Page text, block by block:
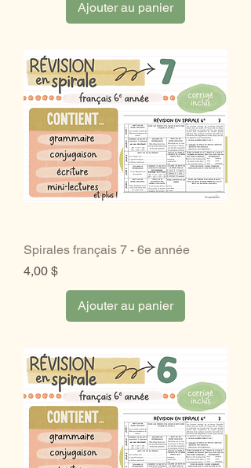
Ajouter au panier
Spirales français 7 - 6e année
Prix
4,00 $
Ajouter au panier